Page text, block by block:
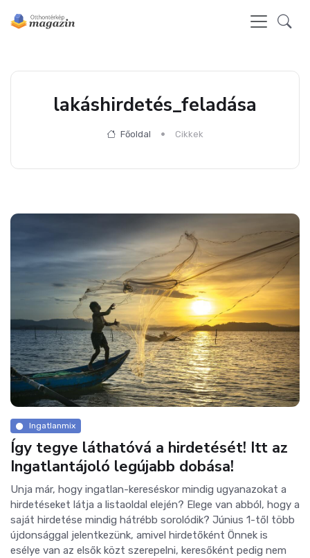
lakáshirdetés_feladása
Főoldal Cikkek
Ingatlanmix
Így tegye láthatóvá a hirdetését! Itt az
Ingatlantájoló legújabb dobása!
Unja már, hogy ingatlan-kereséskor mindig ugyanazokat a
hirdetéseket látja a listaoldal elején? Elege van abból, hogy a
saját hirdetése mindig hátrébb sorolódik? Június 1-től több
újdonsággal jelentkezünk, amivel hirdetőként Önnek is
esélye van az elsők közt szerepelni, keresőként pedig nem